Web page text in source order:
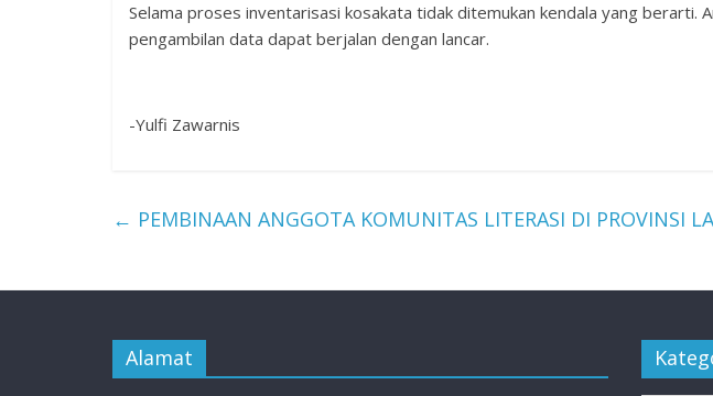
Selama proses inventarisasi kosakata tidak ditemukan kendala yang
pengambilan data dapat berjalan dengan lancar.
-Yulfi Zawarnis
← PEMBINAAN ANGGOTA KOMUNITAS LITERASI DI PROVINSI
Alamat